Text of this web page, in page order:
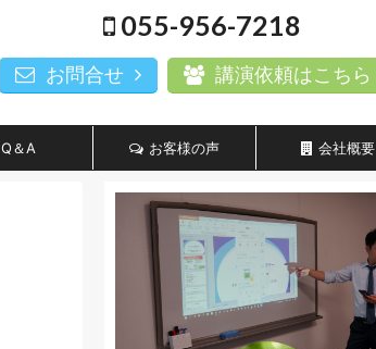
055-956-7218
お問合せ 講演依頼はこちら
Q＆A お客様の声 会社概要